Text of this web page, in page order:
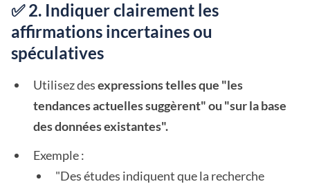
✅ 2. Indiquer clairement les
affirmations incertaines ou
spéculatives
Utilisez desexpressions telles que "les
tendances actuelles suggèrent" ou "sur la base
des données existantes".
Exemple :
"Des études indiquent que la recherche